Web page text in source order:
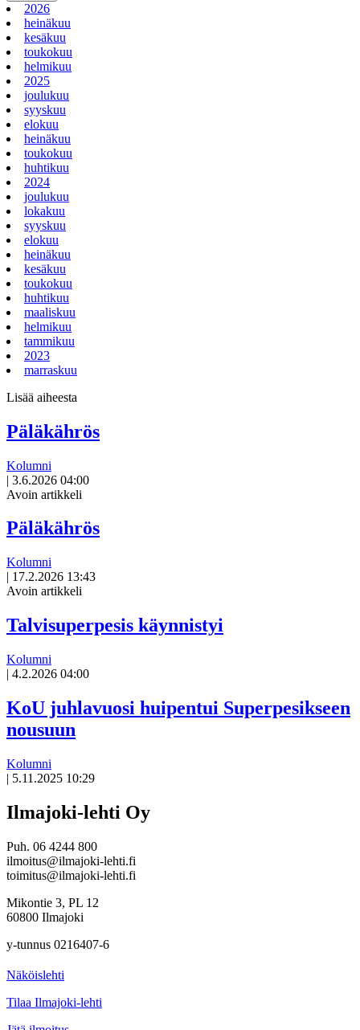
2026
heinäkuu
kesäkuu
toukokuu
helmikuu
2025
joulukuu
syyskuu
elokuu
heinäkuu
toukokuu
huhtikuu
2024
joulukuu
lokakuu
syyskuu
elokuu
heinäkuu
kesäkuu
toukokuu
huhtikuu
maaliskuu
helmikuu
tammikuu
2023
marraskuu
Lisää aiheesta
Päläkährös
Kolumni
| 3.6.2026 04:00
Avoin artikkeli
Päläkährös
Kolumni
| 17.2.2026 13:43
Avoin artikkeli
Talvisuperpesis käynnistyi
Kolumni
| 4.2.2026 04:00
KoU juhlavuosi huipentui Superpesikseen
nousuun
Kolumni
| 5.11.2025 10:29
Ilmajoki-lehti Oy
Puh. 06 4244 800
ilmoitus@ilmajoki-lehti.fi
toimitus@ilmajoki-lehti.fi
Mikontie 3, PL 12
60800 Ilmajoki
y-tunnus 0216407-6
Näköislehti
Tilaa Ilmajoki-lehti